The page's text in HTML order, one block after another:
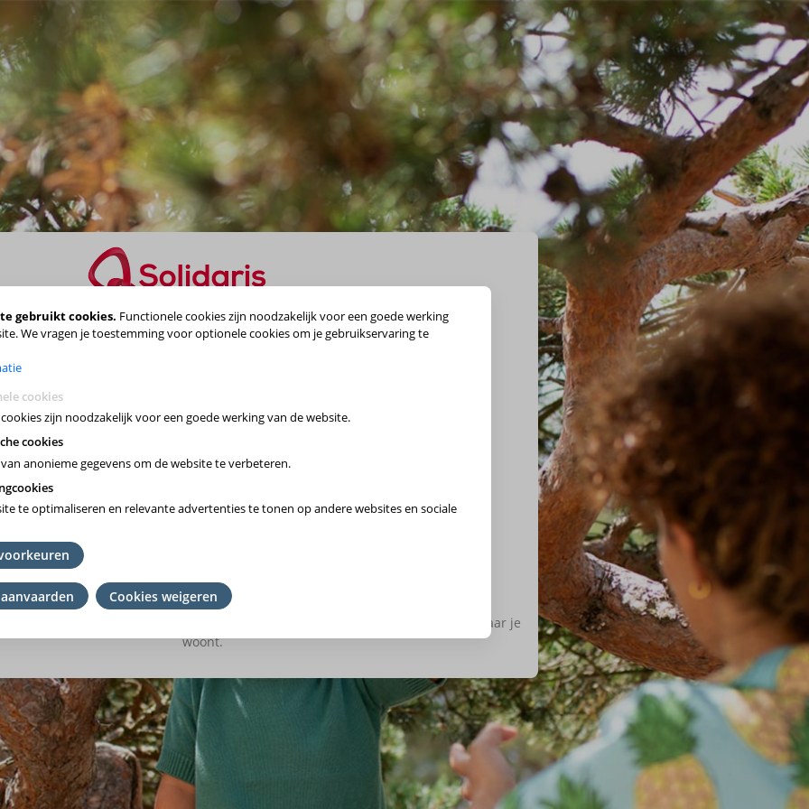
Maak je keuze
het ziekenfonds te kiezen waar je lid van bent. Ben je geen lid? Kies de regio waar je
woont.
gebruikt cookies. Functionele cookies zijn noodzakelijk voor een goede werking
We vragen je toestemming voor optionele cookies om je gebruikservaring te
cookies
zijn noodzakelijk voor een goede werking van de website.
cookies
anonieme gegevens om de website te verbeteren.
te optimaliseren en relevante advertenties te tonen op andere websites en sociale
Cookies weigeren